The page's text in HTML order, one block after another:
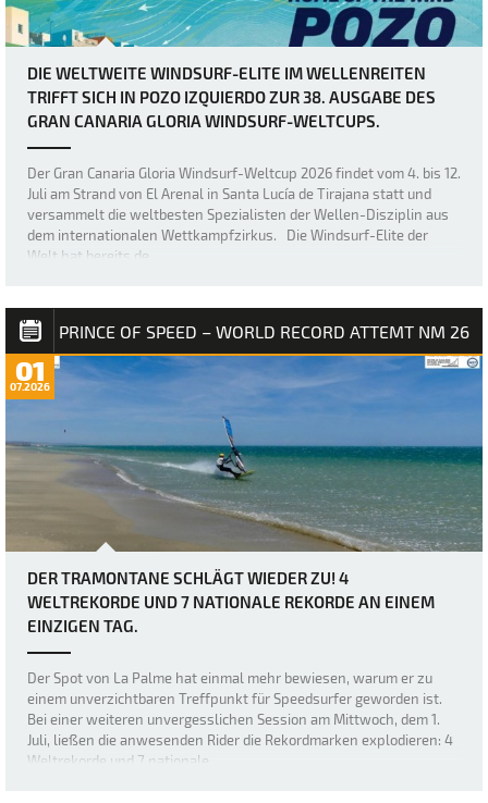
DIE WELTWEITE WINDSURF-ELITE IM WELLENREITEN
TRIFFT SICH IN POZO IZQUIERDO ZUR 38. AUSGABE DES
GRAN CANARIA GLORIA WINDSURF-WELTCUPS.
Der Gran Canaria Gloria Windsurf-Weltcup 2026 findet vom 4. bis 12.
Juli am Strand von El Arenal in Santa Lucía de Tirajana statt und
versammelt die weltbesten Spezialisten der Wellen-Disziplin aus
dem internationalen Wettkampfzirkus. Die Windsurf-Elite der
Welt hat bereits de…
PRINCE OF SPEED – WORLD RECORD ATTEMT NM 26
01
07.2026
DER TRAMONTANE SCHLÄGT WIEDER ZU! 4
WELTREKORDE UND 7 NATIONALE REKORDE AN EINEM
EINZIGEN TAG.
Der Spot von La Palme hat einmal mehr bewiesen, warum er zu
einem unverzichtbaren Treffpunkt für Speedsurfer geworden ist.
Bei einer weiteren unvergesslichen Session am Mittwoch, dem 1.
Juli, ließen die anwesenden Rider die Rekordmarken explodieren: 4
Weltrekorde und 7 nationale…